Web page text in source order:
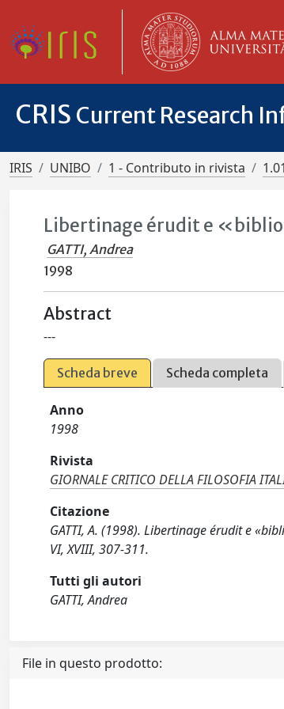
CRIS Current Research
IRIS UNIBO 1 - Contributo in rivista
Libertinage érudit e
GATTI, Andrea
1998
Abstract
---
Scheda breve Scheda completa
Anno
1998
Rivista
GIORNALE CRITICO DELLA FILOSOFIA
Citazione
GATTI, A. (1998). Libertinage érudit e
VI, XVIII, 307-311.
Tutti gli autori
GATTI, Andrea
File in questo prodotto: